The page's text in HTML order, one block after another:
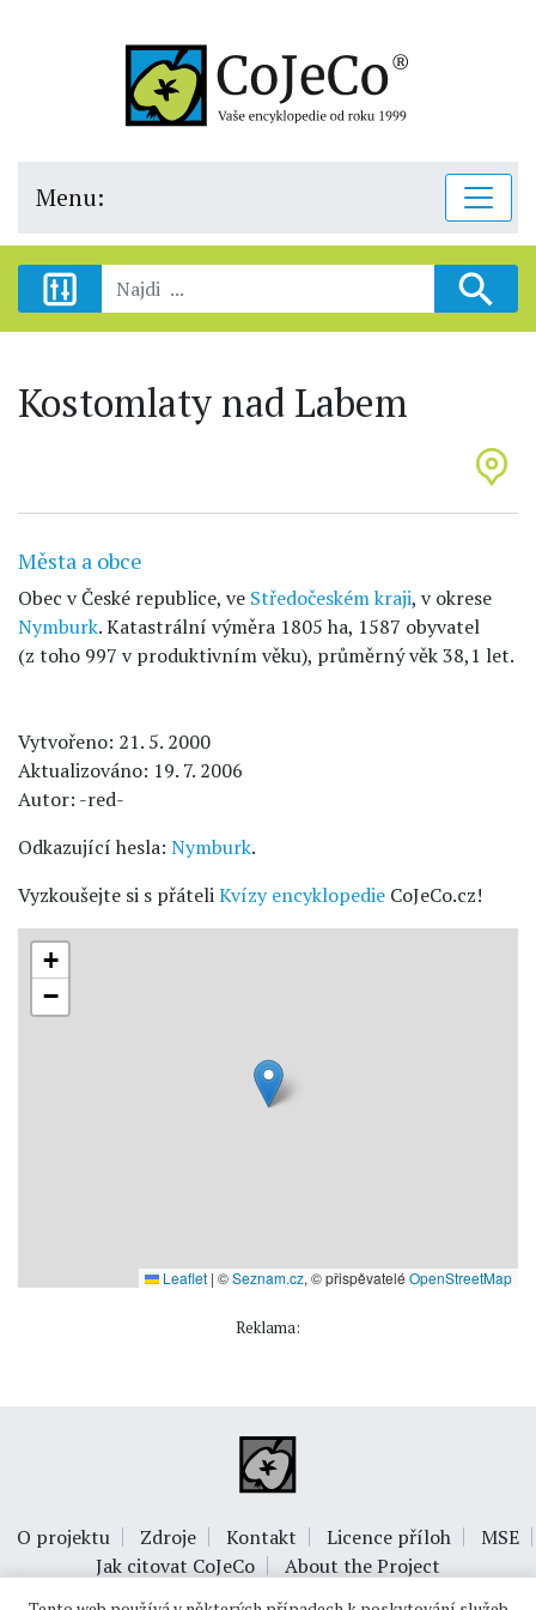
Menu:
Kostomlaty nad Labem
Města a obce
Obec v České republice, ve Středočeském kraji, v okrese
Nymburk. Katastrální výměra 1805 ha, 1587 obyvatel
(z toho 997 v produktivním věku), průměrný věk 38,1 let.
Vytvořeno: 21. 5. 2000
Aktualizováno: 19. 7. 2006
Autor: -red-
Odkazující hesla: Nymburk.
Vyzkoušejte si s přáteliKvízy encyklopedie CoJeCo.cz!
+
−
Leaflet | ©Seznam.cz, © přispěvatelé OpenStreetMap
Reklama:
O projektu Zdroje Kontakt Licence příloh
MSE
Jak citovat CoJeCo
About the Project